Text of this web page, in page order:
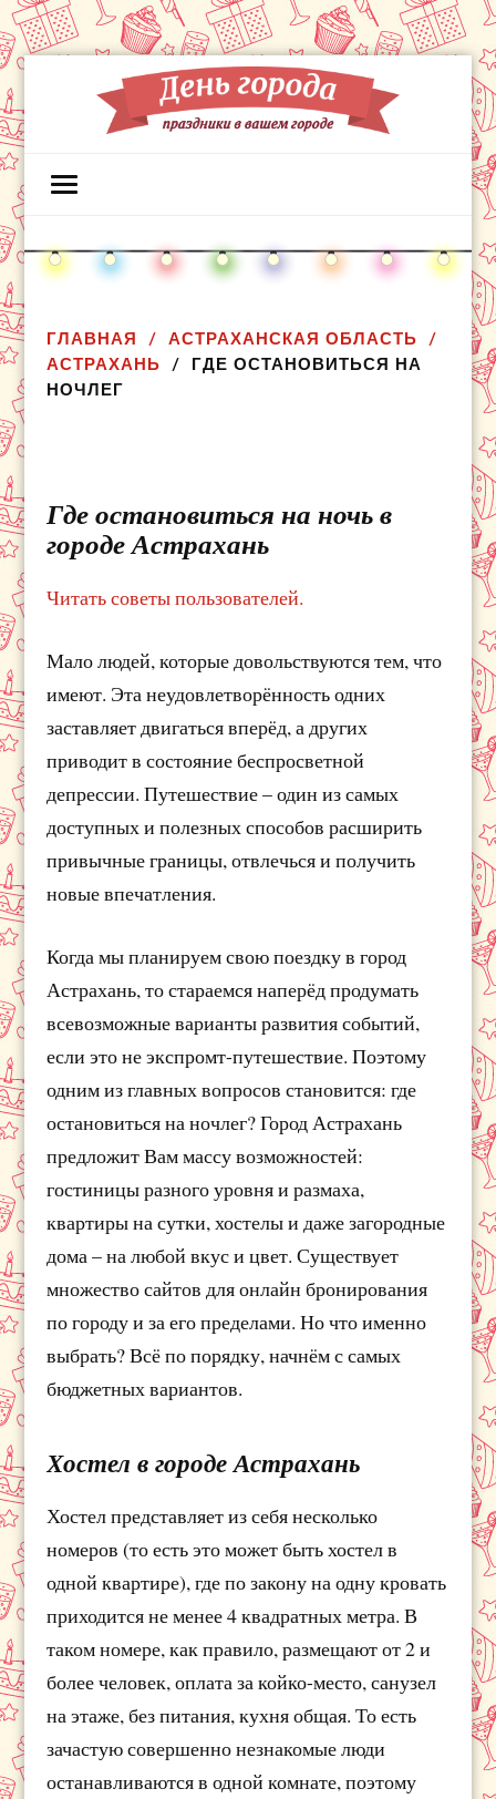
ГЛАВНАЯ
АСТРАХАНСКАЯ ОБЛАСТЬ
АСТРАХАНЬ
ГДЕ ОСТАНОВИТЬСЯ НА
НОЧЛЕГ
Где остановиться на ночь в
городе Астрахань
Читать советы пользователей.
Мало людей, которые довольствуются тем, что
имеют. Эта неудовлетворённость одних
заставляет двигаться вперёд, а других
приводит в состояние беспросветной
депрессии. Путешествие – один из самых
доступных и полезных способов расширить
привычные границы, отвлечься и получить
новые впечатления.
Когда мы планируем свою поездку в город
Астрахань, то стараемся наперёд продумать
всевозможные варианты развития событий,
если это не экспромт-путешествие. Поэтому
одним из главных вопросов становится: где
остановиться на ночлег? Город Астрахань
предложит Вам массу возможностей:
гостиницы разного уровня и размаха,
квартиры на сутки, хостелы и даже загородные
дома – на любой вкус и цвет. Существует
множество сайтов для онлайн бронирования
по городу и за его пределами. Но что именно
выбрать? Всё по порядку, начнём с самых
бюджетных вариантов.
Хостел в городе Астрахань
Хостел представляет из себя несколько
номеров (то есть это может быть хостел в
одной квартире), где по закону на одну кровать
приходится не менее 4 квадратных метра. В
таком номере, как правило, размещают от 2 и
более человек, оплата за койко-место, санузел
на этаже, без питания, кухня общая. То есть
зачастую совершенно незнакомые люди
останавливаются в одной комнате, поэтому